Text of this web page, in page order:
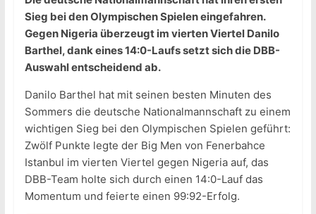
Sieg bei den Olympischen Spielen eingefahren.
Gegen Nigeria überzeugt im vierten Viertel Danilo
Barthel, dank eines 14:0-Laufs setzt sich die DBB-
Auswahl entscheidend ab.
Danilo Barthel hat mit seinen besten Minuten des
Sommers die deutsche Nationalmannschaft zu einem
wichtigen Sieg bei den Olympischen Spielen geführt:
Zwölf Punkte legte der Big Men von Fenerbahce
Istanbul im vierten Viertel gegen Nigeria auf, das
DBB-Team holte sich durch einen 14:0-Lauf das
Momentum und feierte einen 99:92-Erfolg.